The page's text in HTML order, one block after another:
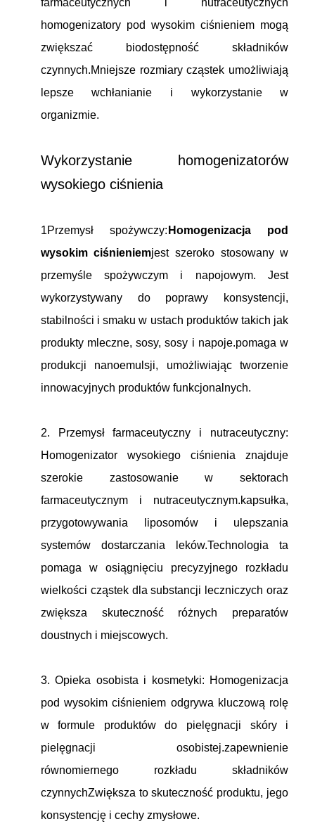
farmaceutycznych i nutraceutycznych
homogenizatory pod wysokim ciśnieniem mogą
zwiększać biodostępność składników
czynnych.Mniejsze rozmiary cząstek umożliwiają
lepsze wchłanianie i wykorzystanie w
organizmie.
Wykorzystanie homogenizatorów
wysokiego ciśnienia
1Przemysł spożywczy: Homogenizacja pod
wysokim ciśnieniemjest szeroko stosowany w
przemyśle spożywczym i napojowym. Jest
wykorzystywany do poprawy konsystencji,
stabilności i smaku w ustach produktów takich jak
produkty mleczne, sosy, sosy i napoje.pomaga w
produkcji nanoemulsji, umożliwiając tworzenie
innowacyjnych produktów funkcjonalnych.
2. Przemysł farmaceutyczny i nutraceutyczny:
Homogenizator wysokiego ciśnienia znajduje
szerokie zastosowanie w sektorach
farmaceutycznym i nutraceutycznym.kapsułka,
przygotowywania liposomów i ulepszania
systemów dostarczania leków.Technologia ta
pomaga w osiągnięciu precyzyjnego rozkładu
wielkości cząstek dla substancji leczniczych oraz
zwiększa skuteczność różnych preparatów
doustnych i miejscowych.
3. Opieka osobista i kosmetyki: Homogenizacja
pod wysokim ciśnieniem odgrywa kluczową rolę
w formule produktów do pielęgnacji skóry i
pielęgnacji osobistej.zapewnienie
równomiernego rozkładu składników
czynnychZwiększa to skuteczność produktu, jego
konsystencję i cechy zmysłowe.